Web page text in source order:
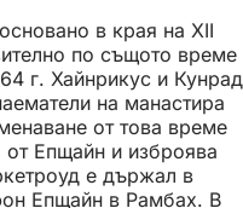
в края на XII
по същото време
г. Хайнрикус и Кунрад
на манастира
от това време
от Епщайн и изброява
е държал в
Епщайн в Рамбах. В